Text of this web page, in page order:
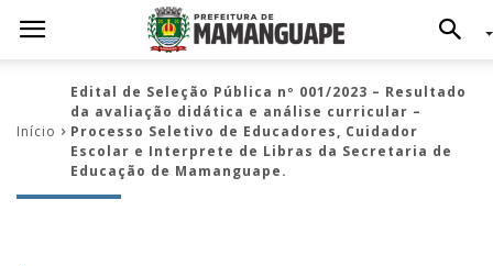
Início
Edital de Seleção Pública nº 001/2023 – Resultado
da avaliação didática e análise curricular –
Processo Seletivo de Educadores, Cuidador
Escolar e Interprete de Libras da Secretaria de
Educação de Mamanguape.